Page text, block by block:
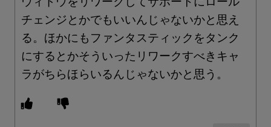
チェンジとかでもいいんじゃないかと思え
る。ほかにもファンタスティックをタンク
にするとかそういったリワークすべきキャ
ラがちらほらいるんじゃないかと思う。